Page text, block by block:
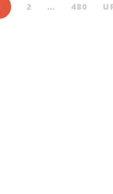
2 … 480